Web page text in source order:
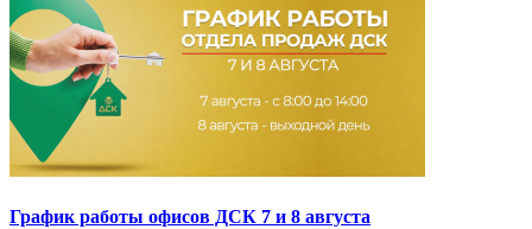
График работы офисов ДСК 7 и 8 августа